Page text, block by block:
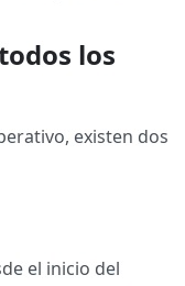
los
existen dos
el inicio del